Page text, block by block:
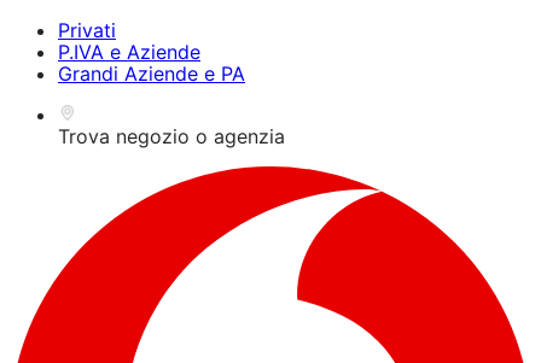
Privati
P.IVA e Aziende
Grandi Aziende e PA
Trova negozio o agenzia